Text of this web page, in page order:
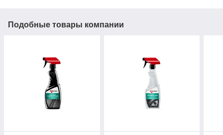
Подобные товары компании